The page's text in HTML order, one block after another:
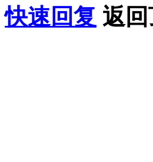
快速回复 返